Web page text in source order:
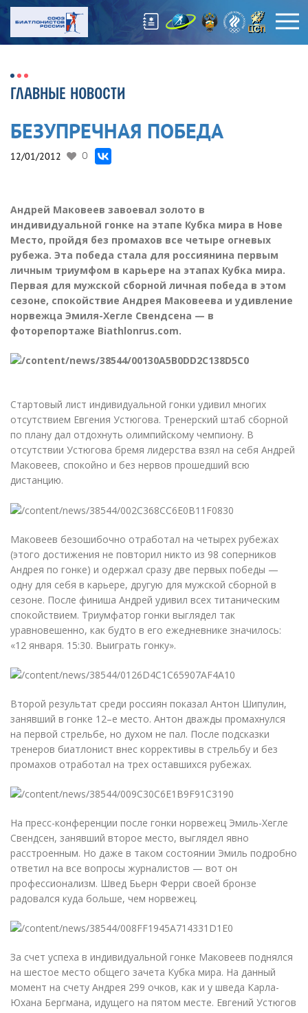
ГЛАВНЫЕ НОВОСТИ
БЕЗУПРЕЧНАЯ ПОБЕДА
12/01/2012 0
Андрей Маковеев завоевал золото в
индивидуальной гонке на этапе Кубка мира в Нове
Место, пройдя без промахов все четыре огневых
рубежа. Эта победа стала для россиянина первым
личным триумфом в карьере на этапах Кубка мира.
Первая для мужской сборной личная победа в этом
сезоне, спокойствие Андрея Маковеева и удивление
норвежца Эмиля-Хегле Свендсена — в
фоторепортаже Biathlonrus.com.
Стартовый лист индивидуальной гонки удивил многих
отсутствием Евгения Устюгова. Тренерский штаб сборной
по плану дал отдохнуть олимпийскому чемпиону. В
отсутствии Устюгова бремя лидерства взял на себя Андрей
Маковеев, спокойно и без нервов прошедший всю
дистанцию.
Маковеев безошибочно отработал на четырех рубежах
(этого достижения не повторил никто из 98 соперников
Андрея по гонке) и одержал сразу две первых победы —
одну для себя в карьере, другую для мужской сборной в
сезоне. После финиша Андрей удивил всех титаническим
спокойствием. Триумфатор гонки выглядел так
уравновешенно, как будто в его ежедневнике значилось:
«12 января. 15:30. Выиграть гонку».
Второй результат среди россиян показал Антон Шипулин,
занявший в гонке 12–е место. Антон дважды промахнулся
на первой стрельбе, но духом не пал. После подсказки
тренеров биатлонист внес коррективы в стрельбу и без
промахов отработал на трех оставшихся рубежах.
На пресс-конференции после гонки норвежец Эмиль-Хегле
Свендсен, занявший второе место, выглядел явно
расстроенным. Но даже в таком состоянии Эмиль подробно
ответил на все вопросы журналистов — вот он
профессионализм. Швед Бьерн Ферри своей бронзе
радовался куда больше, чем норвежец.
За счет успеха в индивидуальной гонке Маковеев поднялся
на шестое место общего зачета Кубка мира. На данный
момент на счету Андрея 299 очков, как и у шведа Карла-
Юхана Бергмана, идущего на пятом месте. Евгений Устюгов